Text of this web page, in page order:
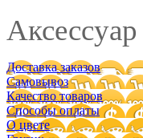
Доставка заказов
Самовывоз
Качество товаров
Способы оплаты
О цвете